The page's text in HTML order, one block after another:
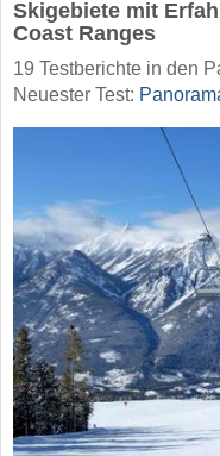
Skigebiete mit
Coast Ranges
19 Testberichte in den
Neuester Test: